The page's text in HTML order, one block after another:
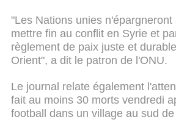
"Les Nations unies
mettre fin au conflit en Syrie et
règlement de paix juste et
Orient", a dit le patron de l'ONU.
Le journal relate également
fait au moins 30 morts vendredi
football dans un village au sud